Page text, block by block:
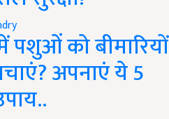
पशुओं को बीमारियों
अपनाएं ये 5